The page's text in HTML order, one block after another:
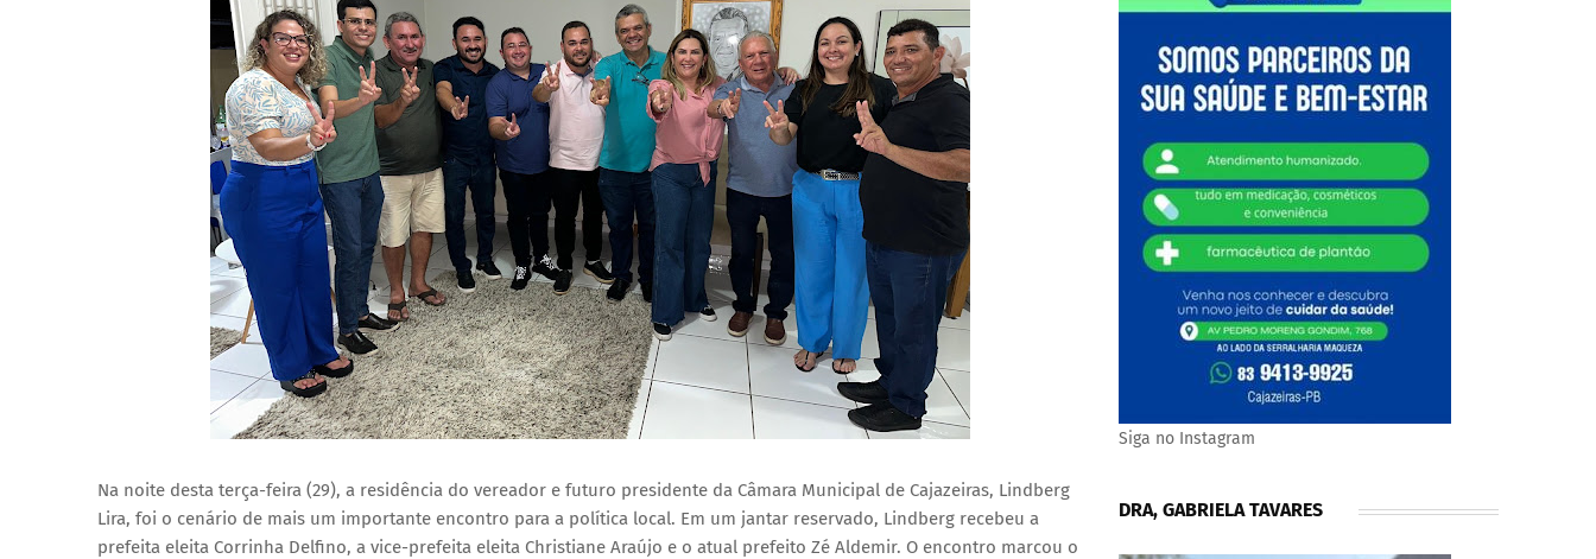
Na noite desta terça-feira (29), a residência do vereador e futuro presidente da Câmara Municipal de Cajazeiras, Lindberg
Lira, foi o cenário de mais um importante encontro para a política local. Em um jantar reservado, Lindberg recebeu a
prefeita eleita Corrinha Delfino, a vice-prefeita eleita Christiane Araújo e o atual prefeito Zé Aldemir. O encontro marcou o
Siga no Instagram
DRA, GABRIELA TAVARES